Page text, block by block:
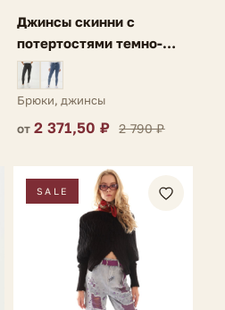
Джинсы скинни с
потертостями темно-
синие Caulonia
Брюки, джинсы
от2 371,50 ₽ 2 790 ₽
SALE